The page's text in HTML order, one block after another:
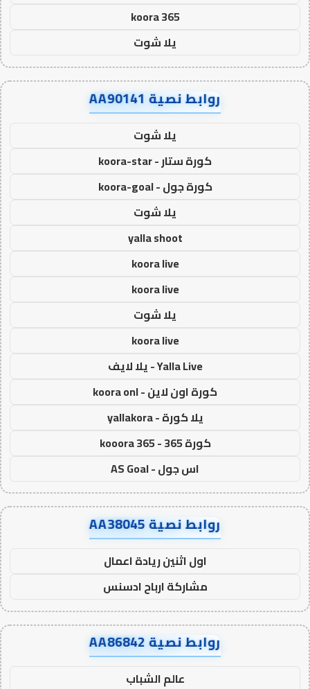
koora 365
يلا شوت
روابط نصية AA90141
يلا شوت
كورة ستار - koora-star
كورة جول - koora-goal
يلا شوت
yalla shoot
koora live
koora live
يلا شوت
koora live
Yalla Live - يلا لايف
كورة اون لاين - koora onl
يلا كورة - yallakora
كورة 365 - kooora 365
اس جول - AS Goal
روابط نصية AA38045
اول اثنين ريادة اعمال
مشاركة ارباح ادسنس
روابط نصية AA86842
عالم الشباب